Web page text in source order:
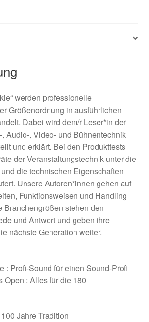
werden professionelle
Größenordnung in ausführlichen
Dabei wird dem/r Leser*in der
Audio-, Video- und Bühnentechnik
und erklärt. Bei den Produkttests
der Veranstaltungstechnik unter die
die technischen Eigenschaften
Unsere Autoren*innen gehen auf
Funktionsweisen und Handling
Branchengrößen stehen den
und Antwort und geben ihre
nächste Generation weiter.
: Profi-Sound für einen Sound-Profi
Open : Alles für die 180
Jahre Tradition